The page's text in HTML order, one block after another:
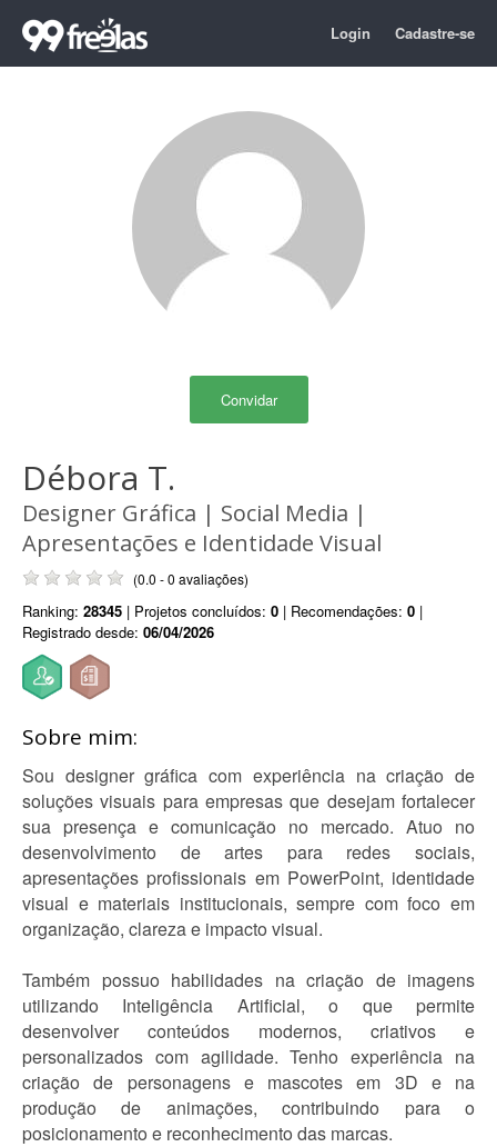
Login Cadastre-se
Convidar
Débora T.
Designer Gráfica | Social Media |
Apresentações e Identidade Visual
(0.0 - 0 avaliações)
Ranking: 28345 | Projetos concluídos: 0 | Recomendações: 0 |
Registrado desde: 06/04/2026
Sobre mim:
Sou designer gráfica com experiência na criação de
soluções visuais para empresas que desejam fortalecer
sua presença e comunicação no mercado. Atuo no
desenvolvimento de artes para redes sociais,
apresentações profissionais em PowerPoint, identidade
visual e materiais institucionais, sempre com foco em
organização, clareza e impacto visual.
Também possuo habilidades na criação de imagens
utilizando Inteligência Artificial, o que permite
desenvolver conteúdos modernos, criativos e
personalizados com agilidade. Tenho experiência na
criação de personagens e mascotes em 3D e na
produção de animações, contribuindo para o
posicionamento e reconhecimento das marcas.